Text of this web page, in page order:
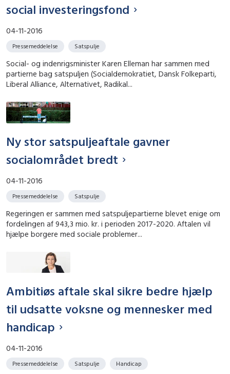
social investeringsfond
04-11-2016
Pressemeddelelse Satspulje
Social- og indenrigsminister Karen Elleman har sammen med
partierne bag satspuljen (Socialdemokratiet, Dansk Folkeparti,
Liberal Alliance, Alternativet, Radikal...
Ny stor satspuljeaftale gavner
socialområdet bredt
04-11-2016
Pressemeddelelse Satspulje
Regeringen er sammen med satspuljepartierne blevet enige om
fordelingen af 943,3 mio. kr. i perioden 2017-2020. Aftalen vil
hjælpe borgere med sociale problemer...
Ambitiøs aftale skal sikre bedre hjælp
til udsatte voksne og mennesker med
handicap
04-11-2016
Pressemeddelelse Satspulje Handicap